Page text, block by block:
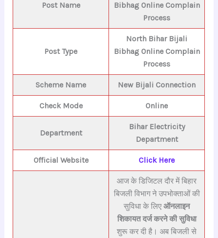
Post Name
Bibhag Online Complain
Process
Post Type
North Bihar Bijali
Bibhag Online Complain
Process
Scheme Name New Bijali Connection
Check Mode Online
Department
Bihar Electricity
Department
Official Website Click Here
आज के डिजिटल दौर में बिहार
बिजली विभाग ने उपभोक्ताओं की
सुविधा के लिएऑनलाइन
शिकायत दर्ज करने की सुविधा
शुरू कर दी है। अब बिजली से